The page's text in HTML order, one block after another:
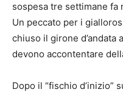
sospesa tre settimane
Un peccato per i
chiuso il girone d’andata
devono accontentare
Dopo il “fischio d’inizio”